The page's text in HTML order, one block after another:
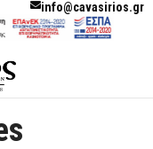
info@cavasirios.gr